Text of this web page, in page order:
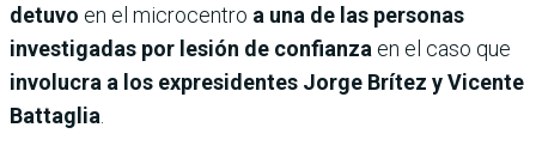
detuvo en el microcentro a una de las personas
investigadas por lesión de confianza en el caso que
involucra a los expresidentes Jorge Brítez y Vicente
Battaglia